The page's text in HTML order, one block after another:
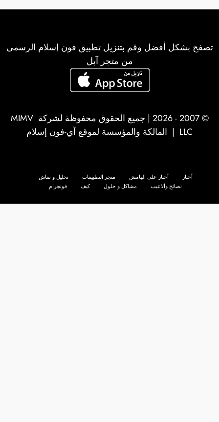
تصفح بشكل أفضل وقم بتنزيل تطبيق فون إسلام الرسمي
من متجر آبل
© 2007 - 2026 | جميع الحقوق محفوظة لشركة
MIMV
LLC | المالكة والمؤسسة لموقع آي-فون إسلام
أخبار أخبار على الهامش متجر التطبيقات
تحليل و نقاش
نصائح وألاعيب
مشاكل و حلول كيف فونجرام